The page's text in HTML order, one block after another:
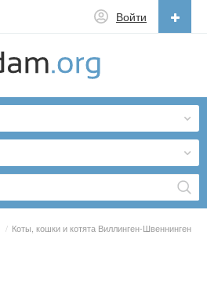
Войти
/ Коты, кошки и котята Виллинген-Швеннинген